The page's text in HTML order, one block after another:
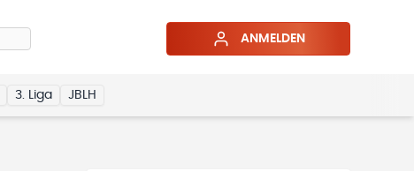
ANMELDEN
3. Liga JBLH